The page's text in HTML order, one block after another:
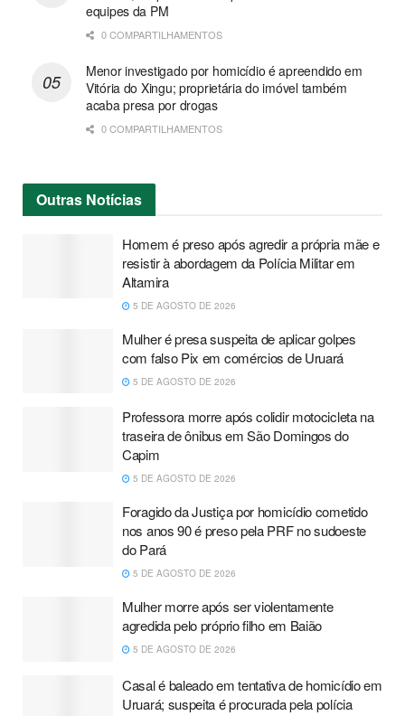
equipes da PM
0 COMPARTILHAMENTOS
Menor investigado por homicídio é apreendido em
Vitória do Xingu; proprietária do imóvel também
acaba presa por drogas
0 COMPARTILHAMENTOS
Outras Notícias
Homem é preso após agredir a própria mãe e
resistir à abordagem da Polícia Militar em
Altamira
5 DE AGOSTO DE 2026
Mulher é presa suspeita de aplicar golpes
com falso Pix em comércios de Uruará
5 DE AGOSTO DE 2026
Professora morre após colidir motocicleta na
traseira de ônibus em São Domingos do
Capim
5 DE AGOSTO DE 2026
Foragido da Justiça por homicídio cometido
nos anos 90 é preso pela PRF no sudoeste
do Pará
5 DE AGOSTO DE 2026
Mulher morre após ser violentamente
agredida pelo próprio filho em Baião
5 DE AGOSTO DE 2026
Casal é baleado em tentativa de homicídio em
Uruará; suspeita é procurada pela polícia